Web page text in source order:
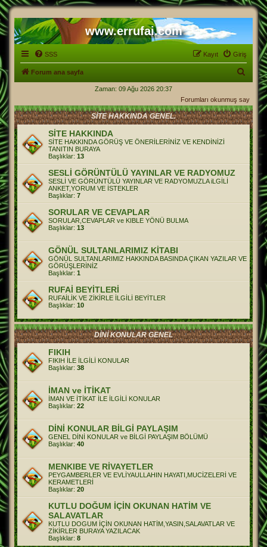
www.errufai.com
SSS Giriş
Kayıt
Forum ana sayfa
a
Zaman: 09 Ağu 2026 20:37
Forumları okunmuş say
SİTE HAKKINDA GENEL.
SİTE HAKKINDA
SİTE HAKKINDA GÖRÜŞ VE ÖNERİLERİNİZ VE KENDİNİZİ
TANITIN BURAYA
Başlıklar: 13
SESLİ GÖRÜNTÜLÜ YAYINLAR VE RADYOMUZ
SESLİ VE GÖRÜNTÜLÜ YAYINLAR VE RADYOMUZLA iLGİLİ
ANKET,YORUM VE İSTEKLER
Başlıklar: 7
SORULAR VE CEVAPLAR
SORULAR,CEVAPLAR ve KIBLE YÖNÜ BULMA
Başlıklar: 13
GÖNÜL SULTANLARIMIZ KİTABI
GÖNÜL SULTANLARIMIZ HAKKINDA BASINDA ÇIKAN YAZILAR VE
GÖRÜŞLERİNİZ
Başlıklar: 1
RUFAİ BEYİTLERİ
RUFAİLİK VE ZİKİRLE İLGİLİ BEYİTLER
Başlıklar: 10
DİNİ KONULAR GENEL
FIKIH
FIKIH İLE İLGİLİ KONULAR
Başlıklar: 38
İMAN ve İTİKAT
İMAN VE İTİKAT İLE İLGİLİ KONULAR
Başlıklar: 22
DİNİ KONULAR BİLGİ PAYLAŞIM
GENEL DİNİ KONULAR ve BİLGİ PAYLAŞIM BÖLÜMÜ
Başlıklar: 40
MENKIBE VE RİVAYETLER
PEYGAMBERLER VE EVLİYAULLAHIN HAYATI,MUCİZELERİ VE
KERAMETLERİ
Başlıklar: 20
KUTLU DOĞUM İÇİN OKUNAN HATİM VE
SALAVATLAR
KUTLU DOGUM İÇİN OKUNAN HATİM,YASIN,SALAVATLAR VE
ZİKİRLER BURAYA YAZILACAK
Başlıklar: 8